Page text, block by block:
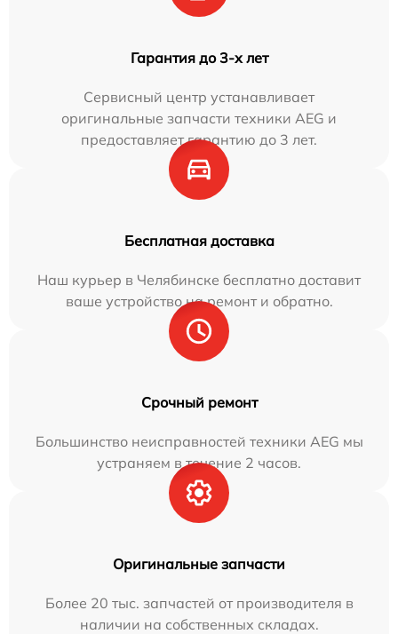
Гарантия до 3-х лет
Сервисный центр устанавливает
оригинальные запчасти техники AEG и
предоставляет гарантию до 3 лет.
Бесплатная доставка
Наш курьер в Челябинске бесплатно доставит
ваше устройство на ремонт и обратно.
Срочный ремонт
Большинство неисправностей техники AEG мы
устраняем в течение 2 часов.
Оригинальные запчасти
Более 20 тыс. запчастей от производителя в
наличии на собственных складах.